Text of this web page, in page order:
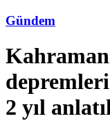
Gündem
2 yıl